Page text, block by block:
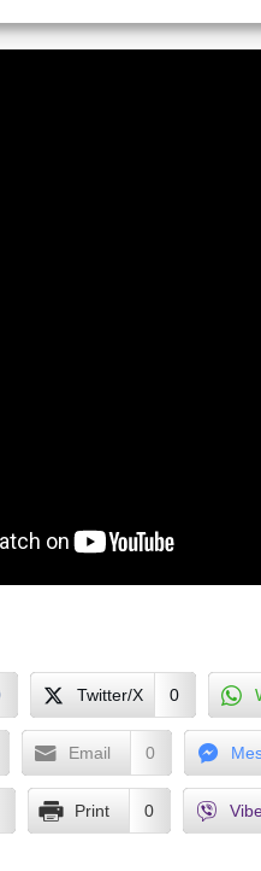
Twitter/X 0
Email 0
Print 0